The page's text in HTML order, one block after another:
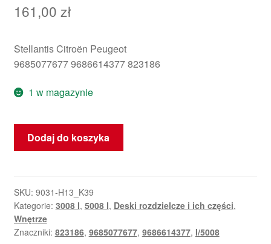
161,00 zł
Stellantis Citroën Peugeot
9685077677 9686614377 823186
1 w magazynie
ilość
Uchwyt
Peugeot
3008
5008
9685077677
Dodaj do koszyka
SKU: 9031-H13_K39
Kategorie: 3008 I, 5008 I, Deski rozdzielcze i ich części,
Wnętrze
Znaczniki: 823186, 9685077677, 9686614377, I/5008